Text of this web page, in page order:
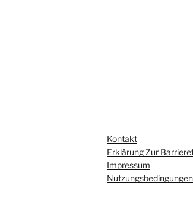
Kontakt
Erklärung Zur
Impressum